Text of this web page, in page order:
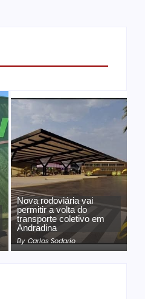
Nova rodoviária vai
permitir a volta do
transporte coletivo em
Andradina
By Carlos Sodario